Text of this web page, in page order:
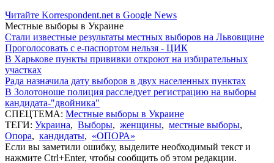
Читайте Korrespondent.net в Google News
Местные выборы в Украине
Стали известные результаты местных выборов на Львовщине
Проголосовать с е-паспортом нельзя - ЦИК
В Харькове пункты прививки откроют на избирательных
участках
Рада назначила дату выборов в двух населенных пунктах
В Золотоноше полиция расследует регистрацию на выборы
кандидата-"двойника"
СПЕЦТЕМА: Местные выборы в Украине
ТЕГИ: Украина, Выборы, женщины, местные выборы,
Опора, кандидаты, «ОПОРА»
Если вы заметили ошибку, выделите необходимый текст и
нажмите Ctrl+Enter, чтобы сообщить об этом редакции.